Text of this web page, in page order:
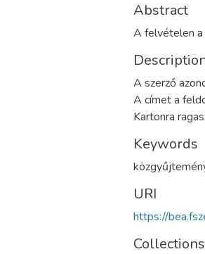
Abstract
A felvételen a
A szerző
A címet a
Kartonra
Keywords
URI
https://
Collections